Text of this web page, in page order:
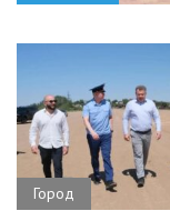
Город